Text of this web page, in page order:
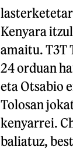
Kenyara
amaitu. T3T
24 orduan
eta Otsabio
Tolosan
kenyarrei.
baliatuz,